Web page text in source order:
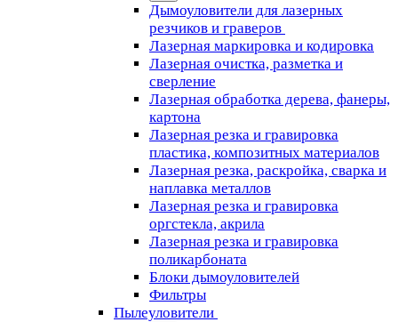
Дымоуловители для лазерных
резчиков и граверов
Лазерная маркировка и кодировка
Лазерная очистка, разметка и
сверление
Лазерная обработка дерева, фанеры,
картона
Лазерная резка и гравировка
пластика, композитных материалов
Лазерная резка, раскройка, сварка и
наплавка металлов
Лазерная резка и гравировка
оргстекла, акрила
Лазерная резка и гравировка
поликарбоната
Блоки дымоуловителей
Фильтры
Пылеуловители